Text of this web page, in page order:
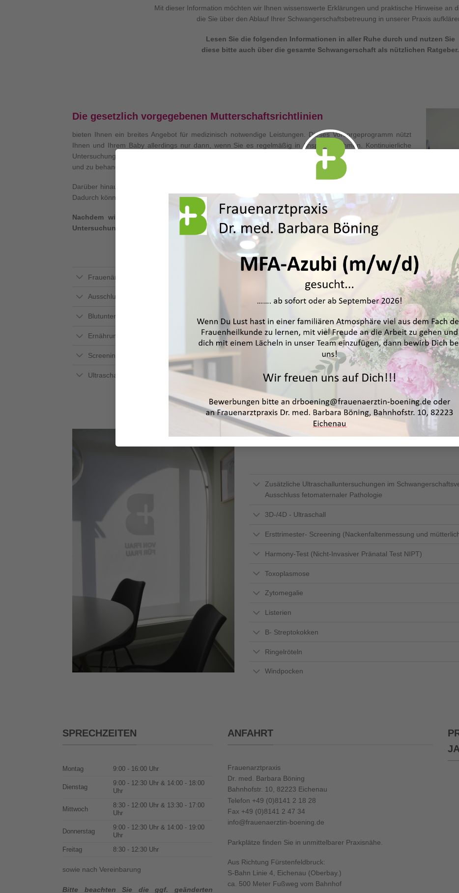
Mit dieser Information möchten wir Ihnen wissenswerte Erklärungen und praktische Hinweise an
die Sie über den Ablauf Ihrer Schwangerschaftsbetreuung in unserer Praxis
Lesen Sie die folgenden Informationen in aller Ruhe durch und nutzen Sie
diese bitte auch über die gesamte Schwangerschaft als nützlichen Ratgeber.
Die gesetzlich vorgegebenen Mutterschaftsrichtlinien
bieten Ihnen ein breites Angebot für medizinisch notwendige Leistungen. Dieses Vorsorgeprogramm nützt
Ihnen und Ihrem Baby allerdings nur dann, wenn Sie es regelmäßig in Anspruch nehmen. Kontinuierliche
Untersuchungen sind die Voraussetzung dafür, Schwangerschaftsrisiken so schnell wie möglich zu erkennen
und zu behandeln.
Darüber hinaus können jedoch weitere Untersuchungen und Maßnahmen sinnvoll und wünschenswert sein.
Dadurch können wir Ihrem verständlichen Bedürfnis nach höchstmöglicher Sicherheit nachkommen.
Nachdem wir bei Ihnen eine Schwangerschaft festgestellt haben, erfolgt nun eine Reihe von
Untersuchungen:
Frauenärztliche Untersuchung
Ausschluss Chlamydieninfektion
Blutuntersuchungen
Ernährungsberatung
Screening auf Schwangerschaftsdiabetes
Ultraschall-Untersuchungen
Erweitertes Spektrum
Zusätzliche Ultraschalluntersuchungen im
Ausschluss fetomaternaler Pathologie
3D-/4D - Ultraschall
Ersttrimester- Screening (Nackenfaltenmessung und
Harmony-Test (Nicht-Invasiver Pränatal Test NIPT)
Toxoplasmose
Zytomegalie
Listerien
B- Streptokokken
Ringelröteln
Windpocken
SPRECHZEITEN
Montag 9:00 - 16:00 Uhr
Dienstag
9:00 - 12:30 Uhr & 14:00 - 18:00
Uhr
Mittwoch
8:30 - 12:00 Uhr & 13:30 - 17:00
Uhr
Donnerstag
9:00 - 12:30 Uhr & 14:00 - 19:00
Uhr
Freitag 8:30 - 12:30 Uhr
sowie nach Vereinbarung
Bitte beachten Sie die ggf. geänderten
ANFAHRT
Frauenarztpraxis
Dr. med. Barbara Böning
Bahnhofstr. 10, 82223 Eichenau
Telefon +49 (0)8141 2 18 28
Fax +49 (0)8141 2 47 34
info@frauenaerztin-boening.de
Parkplätze finden Sie in unmittelbarer Praxisnähe.
Aus Richtung Fürstenfeldbruck:
S-Bahn Linie 4, Eichenau (Oberbay.)
ca. 500 Meter Fußweg vom Bahnhof